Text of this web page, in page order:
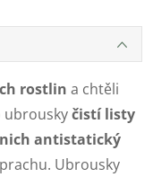
rostlin a chtěli
ubrouskyčistí listy
antistatický
Ubrousky